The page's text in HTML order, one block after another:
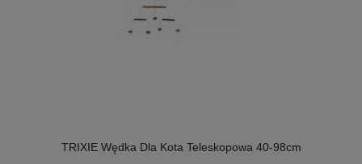
TRIXIE Wędka Dla Kota Teleskopowa 40-98cm